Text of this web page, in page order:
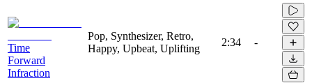
Time
Forward
Infraction
Pop, Synthesizer, Retro,
Happy, Upbeat, Uplifting
2:34 -